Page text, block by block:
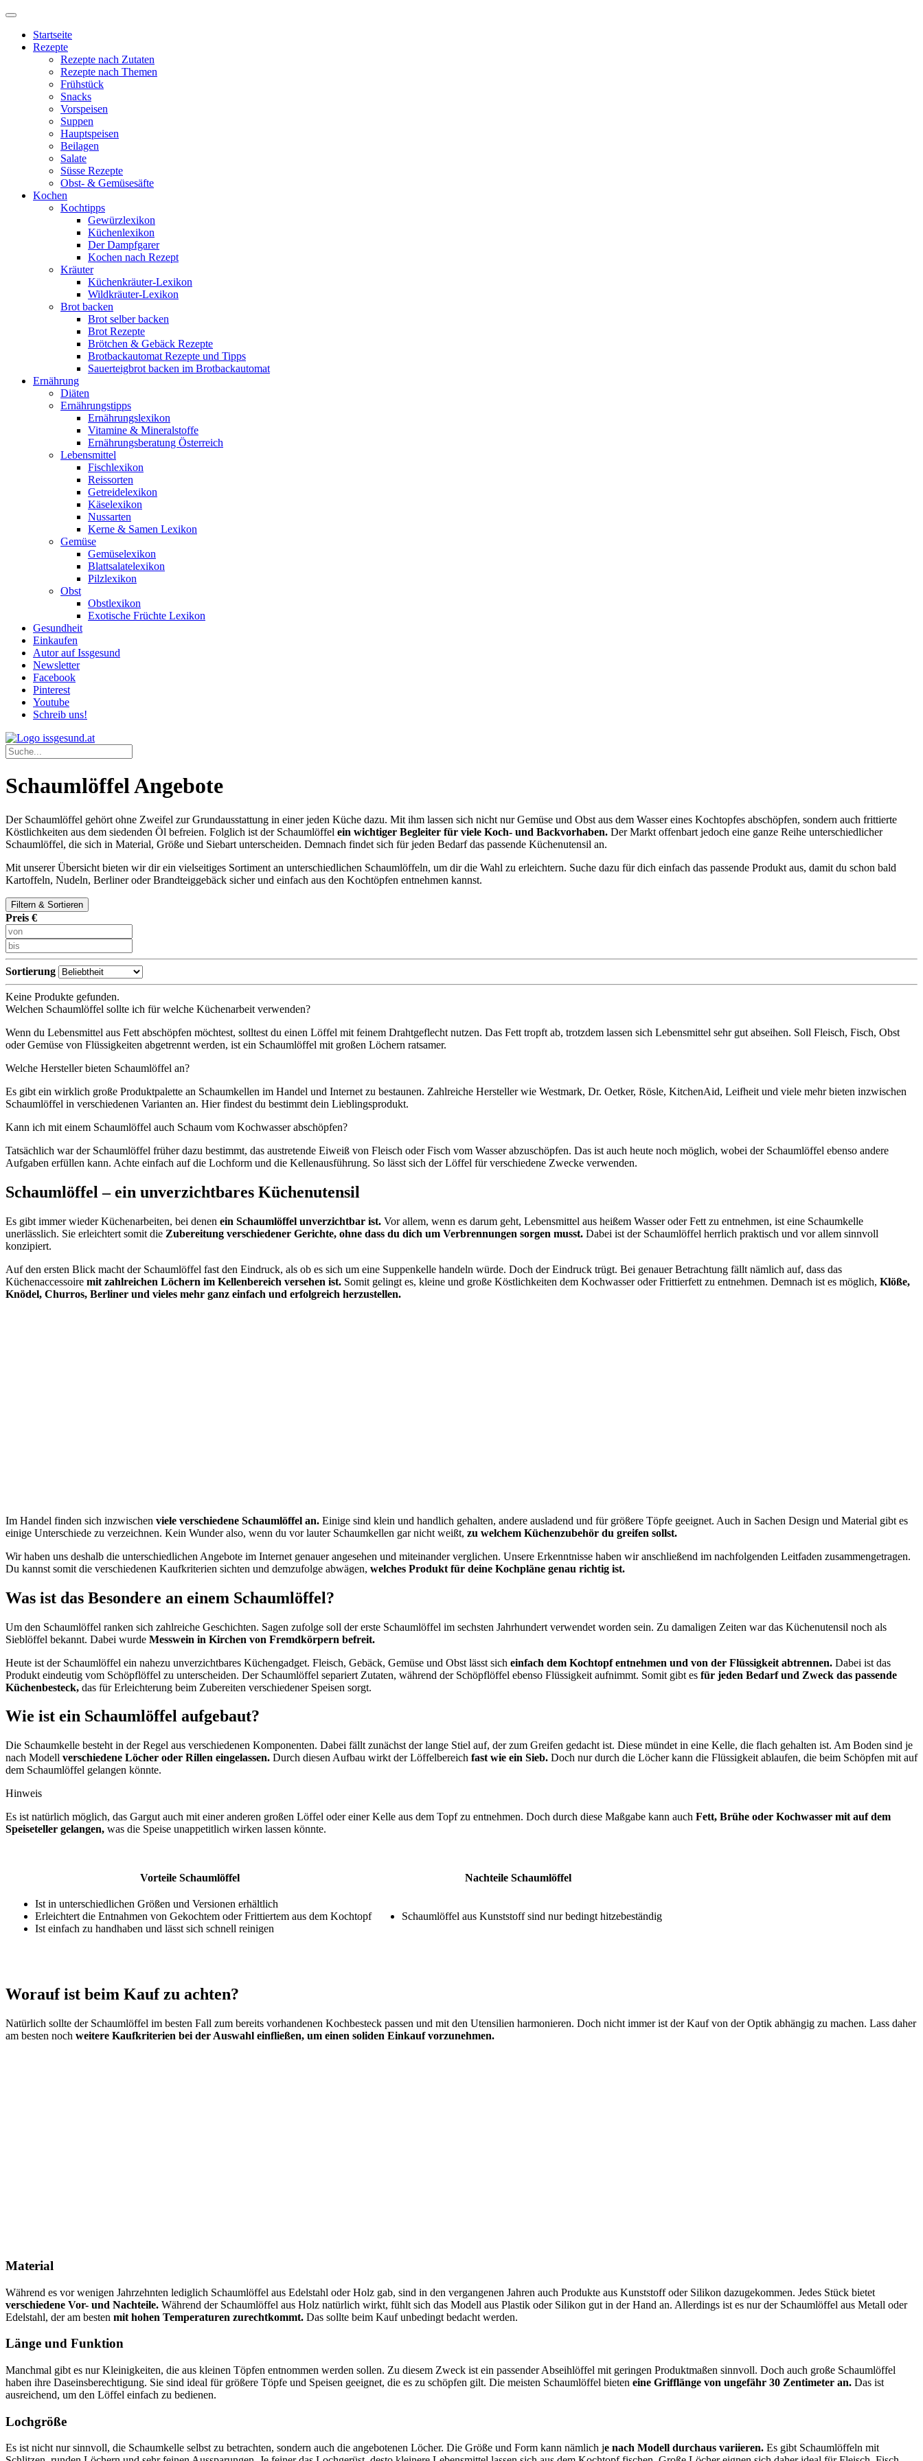
Startseite
Rezepte
Rezepte nach Zutaten
Rezepte nach Themen
Frühstück
Snacks
Vorspeisen
Suppen
Hauptspeisen
Beilagen
Salate
Süsse Rezepte
Obst- & Gemüsesäfte
Kochen
Kochtipps
Gewürzlexikon
Küchenlexikon
Der Dampfgarer
Kochen nach Rezept
Kräuter
Küchenkräuter-Lexikon
Wildkräuter-Lexikon
Brot backen
Brot selber backen
Brot Rezepte
Brötchen & Gebäck Rezepte
Brotbackautomat Rezepte und Tipps
Sauerteigbrot backen im Brotbackautomat
Ernährung
Diäten
Ernährungstipps
Ernährungslexikon
Vitamine & Mineralstoffe
Ernährungsberatung Österreich
Lebensmittel
Fischlexikon
Reissorten
Getreidelexikon
Käselexikon
Nussarten
Kerne & Samen Lexikon
Gemüse
Gemüselexikon
Blattsalatelexikon
Pilzlexikon
Obst
Obstlexikon
Exotische Früchte Lexikon
Gesundheit
Einkaufen
Autor auf Issgesund
Newsletter
Facebook
Pinterest
Youtube
Schreib uns!
Schaumlöffel Angebote
Der Schaumlöffel gehört ohne Zweifel zur Grundausstattung in einer jeden Küche dazu. Mit ihm lassen sich nicht nur Gemüse und Obst aus dem Wasser eines Kochtopfes abschöpfen, sondern auch frittierte
Köstlichkeiten aus dem siedenden Öl befreien. Folglich ist der Schaumlöffel ein wichtiger Begleiter für viele Koch- und Backvorhaben. Der Markt offenbart jedoch eine ganze Reihe unterschiedlicher
Schaumlöffel, die sich in Material, Größe und Siebart unterscheiden. Demnach findet sich für jeden Bedarf das passende Küchenutensil an.
Mit unserer Übersicht bieten wir dir ein vielseitiges Sortiment an unterschiedlichen Schaumlöffeln, um dir die Wahl zu erleichtern. Suche dazu für dich einfach das passende Produkt aus, damit du schon bald
Kartoffeln, Nudeln, Berliner oder Brandteiggebäck sicher und einfach aus den Kochtöpfen entnehmen kannst.
Filtern & Sortieren
Preis €
Sortierung
Keine Produkte gefunden.
Welchen Schaumlöffel sollte ich für welche Küchenarbeit verwenden?
Wenn du Lebensmittel aus Fett abschöpfen möchtest, solltest du einen Löffel mit feinem Drahtgeflecht nutzen. Das Fett tropft ab, trotzdem lassen sich Lebensmittel sehr gut abseihen. Soll Fleisch, Fisch, Obst
oder Gemüse von Flüssigkeiten abgetrennt werden, ist ein Schaumlöffel mit großen Löchern ratsamer.
Welche Hersteller bieten Schaumlöffel an?
Es gibt ein wirklich große Produktpalette an Schaumkellen im Handel und Internet zu bestaunen. Zahlreiche Hersteller wie Westmark, Dr. Oetker, Rösle, KitchenAid, Leifheit und viele mehr bieten inzwischen
Schaumlöffel in verschiedenen Varianten an. Hier findest du bestimmt dein Lieblingsprodukt.
Kann ich mit einem Schaumlöffel auch Schaum vom Kochwasser abschöpfen?
Tatsächlich war der Schaumlöffel früher dazu bestimmt, das austretende Eiweiß von Fleisch oder Fisch vom Wasser abzuschöpfen. Das ist auch heute noch möglich, wobei der Schaumlöffel ebenso andere
Aufgaben erfüllen kann. Achte einfach auf die Lochform und die Kellenausführung. So lässt sich der Löffel für verschiedene Zwecke verwenden.
Schaumlöffel – ein unverzichtbares Küchenutensil
Es gibt immer wieder Küchenarbeiten, bei denen ein Schaumlöffel unverzichtbar ist. Vor allem, wenn es darum geht, Lebensmittel aus heißem Wasser oder Fett zu entnehmen, ist eine Schaumkelle
unerlässlich. Sie erleichtert somit die Zubereitung verschiedener Gerichte, ohne dass du dich um Verbrennungen sorgen musst. Dabei ist der Schaumlöffel herrlich praktisch und vor allem sinnvoll
konzipiert.
Auf den ersten Blick macht der Schaumlöffel fast den Eindruck, als ob es sich um eine Suppenkelle handeln würde. Doch der Eindruck trügt. Bei genauer Betrachtung fällt nämlich auf, dass das
Küchenaccessoire mit zahlreichen Löchern im Kellenbereich versehen ist. Somit gelingt es, kleine und große Köstlichkeiten dem Kochwasser oder Frittierfett zu entnehmen. Demnach ist es möglich, Klöße,
Knödel, Churros, Berliner und vieles mehr ganz einfach und erfolgreich herzustellen.
Im Handel finden sich inzwischen viele verschiedene Schaumlöffel an. Einige sind klein und handlich gehalten, andere ausladend und für größere Töpfe geeignet. Auch in Sachen Design und Material gibt es
einige Unterschiede zu verzeichnen. Kein Wunder also, wenn du vor lauter Schaumkellen gar nicht weißt, zu welchem Küchenzubehör du greifen sollst.
Wir haben uns deshalb die unterschiedlichen Angebote im Internet genauer angesehen und miteinander verglichen. Unsere Erkenntnisse haben wir anschließend im nachfolgenden Leitfaden zusammengetragen.
Du kannst somit die verschiedenen Kaufkriterien sichten und demzufolge abwägen, welches Produkt für deine Kochpläne genau richtig ist.
Was ist das Besondere an einem Schaumlöffel?
Um den Schaumlöffel ranken sich zahlreiche Geschichten. Sagen zufolge soll der erste Schaumlöffel im sechsten Jahrhundert verwendet worden sein. Zu damaligen Zeiten war das Küchenutensil noch als
Sieblöffel bekannt. Dabei wurde Messwein in Kirchen von Fremdkörpern befreit.
Heute ist der Schaumlöffel ein nahezu unverzichtbares Küchengadget. Fleisch, Gebäck, Gemüse und Obst lässt sich einfach dem Kochtopf entnehmen und von der Flüssigkeit abtrennen. Dabei ist das
Produkt eindeutig vom Schöpflöffel zu unterscheiden. Der Schaumlöffel separiert Zutaten, während der Schöpflöffel ebenso Flüssigkeit aufnimmt. Somit gibt es für jeden Bedarf und Zweck das passende
Küchenbesteck, das für Erleichterung beim Zubereiten verschiedener Speisen sorgt.
Wie ist ein Schaumlöffel aufgebaut?
Die Schaumkelle besteht in der Regel aus verschiedenen Komponenten. Dabei fällt zunächst der lange Stiel auf, der zum Greifen gedacht ist. Diese mündet in eine Kelle, die flach gehalten ist. Am Boden sind je
nach Modell verschiedene Löcher oder Rillen eingelassen. Durch diesen Aufbau wirkt der Löffelbereich fast wie ein Sieb. Doch nur durch die Löcher kann die Flüssigkeit ablaufen, die beim Schöpfen mit auf
dem Schaumlöffel gelangen könnte.
Hinweis
Es ist natürlich möglich, das Gargut auch mit einer anderen großen Löffel oder einer Kelle aus dem Topf zu entnehmen. Doch durch diese Maßgabe kann auch Fett, Brühe oder Kochwasser mit auf dem
Speiseteller gelangen, was die Speise unappetitlich wirken lassen könnte.
Vorteile Schaumlöffel Nachteile Schaumlöffel
Ist in unterschiedlichen Größen und Versionen erhältlich
Erleichtert die Entnahmen von Gekochtem oder Frittiertem aus dem Kochtopf
Ist einfach zu handhaben und lässt sich schnell reinigen
Schaumlöffel aus Kunststoff sind nur bedingt hitzebeständig
Worauf ist beim Kauf zu achten?
Natürlich sollte der Schaumlöffel im besten Fall zum bereits vorhandenen Kochbesteck passen und mit den Utensilien harmonieren. Doch nicht immer ist der Kauf von der Optik abhängig zu machen. Lass daher
am besten noch weitere Kaufkriterien bei der Auswahl einfließen, um einen soliden Einkauf vorzunehmen.
Material
Während es vor wenigen Jahrzehnten lediglich Schaumlöffel aus Edelstahl oder Holz gab, sind in den vergangenen Jahren auch Produkte aus Kunststoff oder Silikon dazugekommen. Jedes Stück bietet
verschiedene Vor- und Nachteile. Während der Schaumlöffel aus Holz natürlich wirkt, fühlt sich das Modell aus Plastik oder Silikon gut in der Hand an. Allerdings ist es nur der Schaumlöffel aus Metall oder
Edelstahl, der am besten mit hohen Temperaturen zurechtkommt. Das sollte beim Kauf unbedingt bedacht werden.
Länge und Funktion
Manchmal gibt es nur Kleinigkeiten, die aus kleinen Töpfen entnommen werden sollen. Zu diesem Zweck ist ein passender Abseihlöffel mit geringen Produktmaßen sinnvoll. Doch auch große Schaumlöffel
haben ihre Daseinsberechtigung. Sie sind ideal für größere Töpfe und Speisen geeignet, die es zu schöpfen gilt. Die meisten Schaumlöffel bieten eine Grifflänge von ungefähr 30 Zentimeter an. Das ist
ausreichend, um den Löffel einfach zu bedienen.
Lochgröße
Es ist nicht nur sinnvoll, die Schaumkelle selbst zu betrachten, sondern auch die angebotenen Löcher. Die Größe und Form kann nämlich je nach Modell durchaus variieren. Es gibt Schaumlöffeln mit